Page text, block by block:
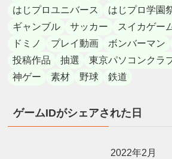
はじプロユニバース
はじプロ学園
ギャンブル
サッカー スイカゲー
ドミノ
プレイ動画 ボンバーマン
投稿作品
抽選 東京パソコンクラ
神ゲー
素材 野球 鉄道
ゲームIDがシェアされた日
2022年2月